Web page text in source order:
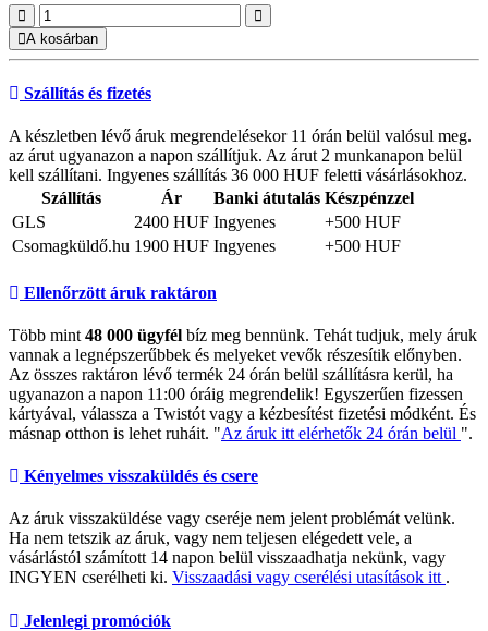
A kosárban
Szállítás és fizetés
A készletben lévő áruk megrendelésekor 11 órán belül valósul meg.
az árut ugyanazon a napon szállítjuk. Az árut 2 munkanapon belül
kell szállítani. Ingyenes szállítás 36 000 HUF feletti vásárlásokhoz.
Szállítás
Ár Banki átutalás Készpénzzel
GLS
2400 HUF Ingyenes
+500 HUF
Csomagküldő.hu 1900 HUF Ingyenes +500 HUF
Ellenőrzött áruk raktáron
Több mint 48 000 ügyfél bíz meg bennünk. Tehát tudjuk, mely áruk
vannak a legnépszerűbbek és melyeket vevők részesítik előnyben.
Az összes raktáron lévő termék 24 órán belül szállításra kerül, ha
ugyanazon a napon 11:00 óráig megrendelik! Egyszerűen fizessen
kártyával, válassza a Twistót vagy a kézbesítést fizetési módként. És
másnap otthon is lehet ruháit. "Az áruk itt elérhetők 24 órán belül ".
Kényelmes visszaküldés és csere
Az áruk visszaküldése vagy cseréje nem jelent problémát velünk.
Ha nem tetszik az áruk, vagy nem teljesen elégedett vele, a
vásárlástól számított 14 napon belül visszaadhatja nekünk, vagy
INGYEN cserélheti ki. Visszaadási vagy cserélési utasítások itt .
Jelenlegi promóciók